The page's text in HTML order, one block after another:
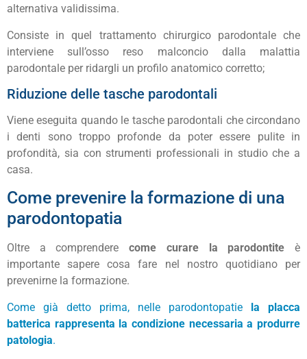
alternativa validissima.
Consiste in quel trattamento chirurgico parodontale che
interviene sull’osso reso malconcio dalla malattia
parodontale per ridargli un profilo anatomico corretto;
Riduzione delle tasche parodontali
Viene eseguita quando le tasche parodontali che circondano
i denti sono troppo profonde da poter essere pulite in
profondità, sia con strumenti professionali in studio che a
casa.
Come prevenire la formazione di una
parodontopatia
Oltre a comprenderecome curare la parodontite è
importante sapere cosa fare nel nostro quotidiano per
prevenirne la formazione.
Come già detto prima, nelle parodontopatie la placca
batterica rappresenta la condizione necessaria a produrre
patologia.